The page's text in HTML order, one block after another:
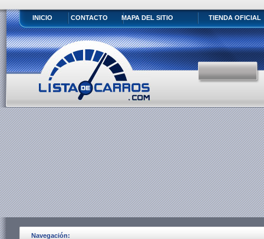
INICIO CONTACTO MAPA DEL SITIO TIENDA OFICIAL
Navegación: